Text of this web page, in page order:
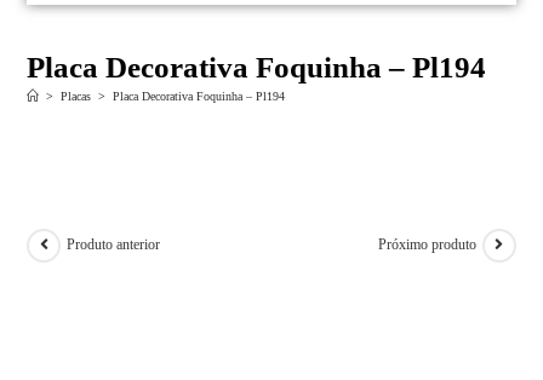
Placa Decorativa Foquinha – Pl194
> Placas > Placa Decorativa Foquinha – Pl194
Produto anterior Próximo produto